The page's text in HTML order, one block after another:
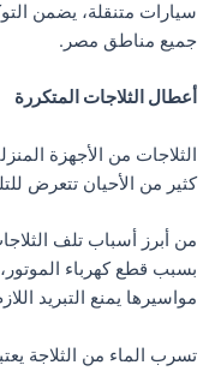
سيارات متنقلة، يضمن
جميع مناطق مصر.
أعطال الثلاجات المتكررة
الثلاجات من الأجهزة
كثير من الأحيان تتعرض
من أبرز أسباب تلف
بسبب قطع كهرباء
مواسيرها يمنع التبريد
تسرب الماء من الثلاجة